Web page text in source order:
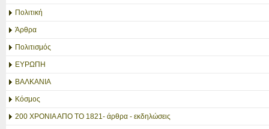
Πολιτική
Άρθρα
Πολιτισμός
ΕΥΡΩΠΗ
ΒΑΛΚΑΝΙΑ
Κόσμος
200 ΧΡΟΝΙΑ ΑΠΟ ΤΟ 1821- άρθρα - εκδηλώσεις